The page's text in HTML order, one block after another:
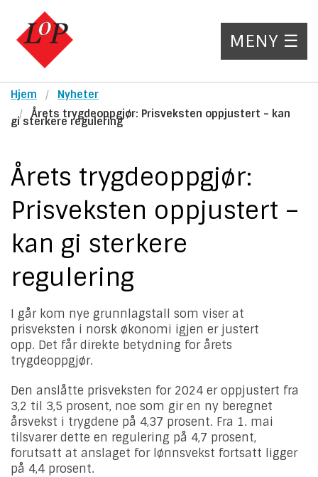
MENY ☰
Hjem
Nyheter
Årets trygdeoppgjør: Prisveksten oppjustert – kan
gi sterkere regulering
Årets trygdeoppgjør:
Prisveksten oppjustert –
kan gi sterkere
regulering
I går kom nye grunnlagstall som viser at
prisveksten i norsk økonomi igjen er justert
opp. Det får direkte betydning for årets
trygdeoppgjør.
Den anslåtte prisveksten for 2024 er oppjustert fra
3,2 til 3,5 prosent, noe som gir en ny beregnet
årsvekst i trygdene på 4,37 prosent. Fra 1. mai
tilsvarer dette en regulering på 4,7 prosent,
forutsatt at anslaget for lønnsvekst fortsatt ligger
på 4,4 prosent.